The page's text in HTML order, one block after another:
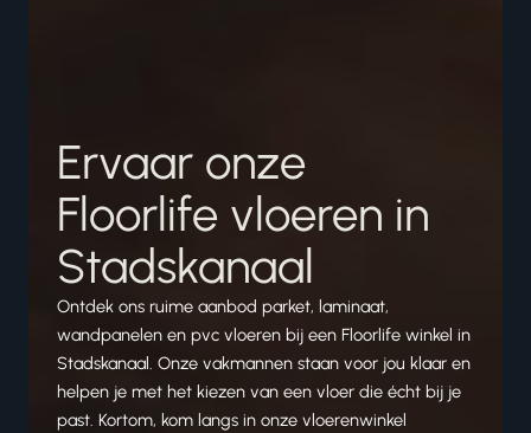
Ervaar onze
Floorlife vloeren in
Stadskanaal
Ontdek ons ruime aanbod parket, laminaat,
wandpanelen en pvc vloeren bij een Floorlife winkel in
Stadskanaal. Onze vakmannen staan voor jou klaar en
helpen je met het kiezen van een vloer die écht bij je
past. Kortom, kom langs in onze vloerenwinkel